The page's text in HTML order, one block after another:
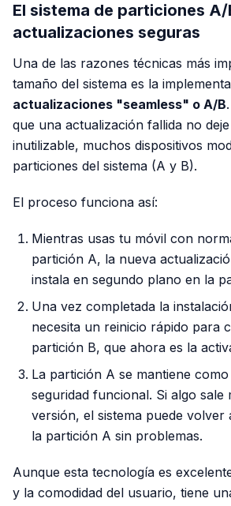
El sistema de particiones A/
actualizaciones seguras
Una de las razones técnicas más
tamaño del sistema es la
actualizaciones "seamless" o A/B
que una actualización fallida no
inutilizable, muchos dispositivos
particiones del sistema (A y B).
El proceso funciona así:
Mientras usas tu móvil con
partición A, la nueva
instala en segundo plano en la
Una vez completada la
necesita un reinicio rápido para
partición B, que ahora es la
La partición A se mantiene
seguridad funcional. Si algo sale
versión, el sistema puede volver
la partición A sin problemas.
Aunque esta tecnología es
y la comodidad del usuario, tiene